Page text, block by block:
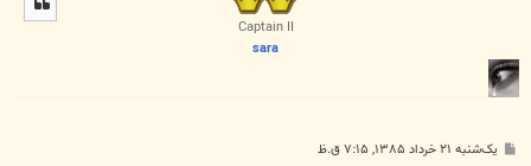
Captain II
sara
پ یک‌شنبه ۲۱ خرداد ۱۳۸۵, ۷:۱۵ ق.ظ